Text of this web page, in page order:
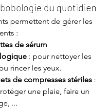
bobologie du quotidien
permettent de gérer les
:
de sérum
: pour nettoyer les
rincer les yeux.
de compresses stériles :
une plaie, faire un
...